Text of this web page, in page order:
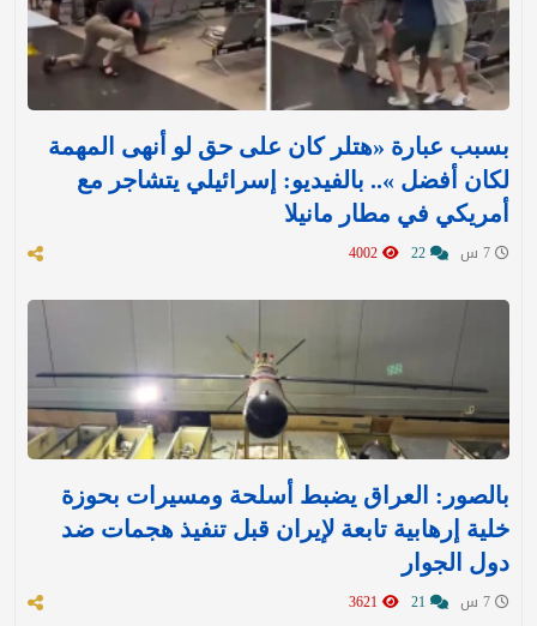
بسبب عبارة «هتلر كان على حق لو أنهى المهمة
لكان أفضل ».. بالفيديو: إسرائيلي يتشاجر مع
أمريكي في مطار مانيلا
بالصور: العراق يضبط أسلحة ومسيرات بحوزة
خلية إرهابية تابعة لإيران قبل تنفيذ هجمات ضد
دول الجوار